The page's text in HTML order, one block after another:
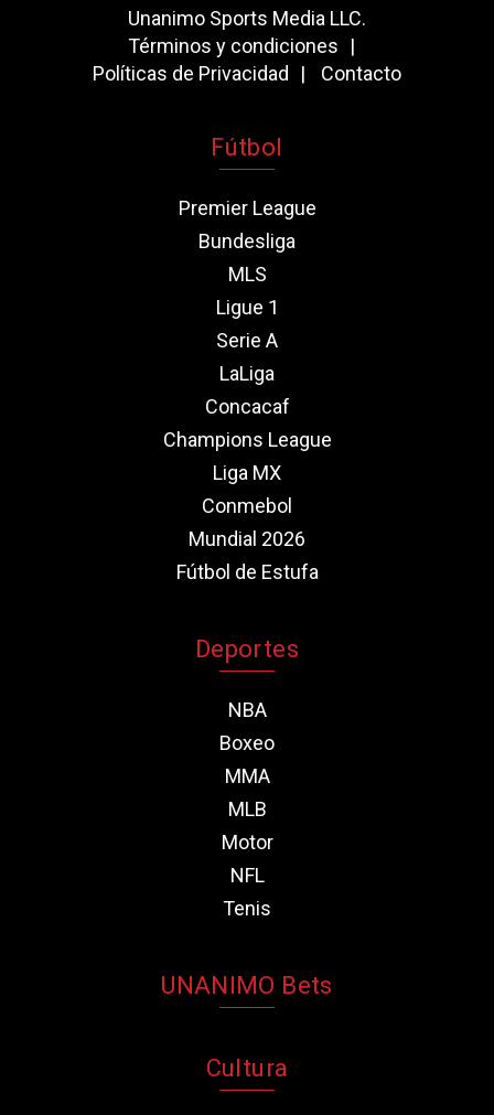
Unanimo Sports Media LLC.
Términos y condiciones
Políticas de Privacidad
Contacto
Fútbol
Premier League
Bundesliga
MLS
Ligue 1
Serie A
LaLiga
Concacaf
Champions League
Liga MX
Conmebol
Mundial 2026
Fútbol de Estufa
Deportes
NBA
Boxeo
MMA
MLB
Motor
NFL
Tenis
UNANIMO Bets
Cultura